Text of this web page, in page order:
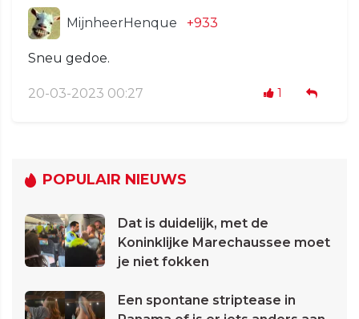
MijnheerHenque +933
Sneu gedoe.
20-03-2023 00:27 1
POPULAIR NIEUWS
Dat is duidelijk, met de
Koninklijke Marechaussee moet
je niet fokken
Een spontane striptease in